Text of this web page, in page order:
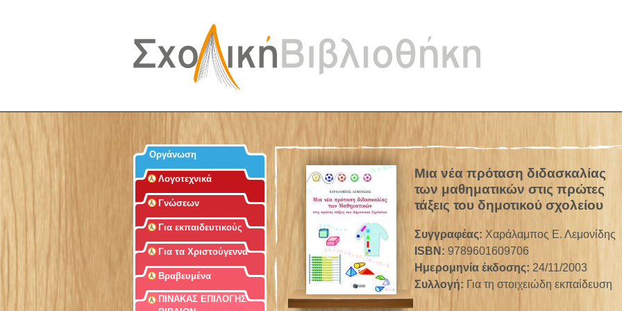
Μια νέα πρόταση διδασκαλίας
των μαθηματικών στις πρώτες
τάξεις του δημοτικού σχολείου
Συγγραφέας: Χαράλαμπος Ε. Λεμονίδης
ISBN:9789601609706
Ημερομηνία έκδοσης: 24/11/2003
Συλλογή: Για τη στοιχειώδη εκπαίδευση
Οργάνωση
Λογοτεχνικά
Γνώσεων
Για εκπαιδευτικούς
Για τα Χριστούγεννα
Βραβευμένα
ΠΙΝΑΚΑΣ ΕΠΙΛΟΓΗΣ